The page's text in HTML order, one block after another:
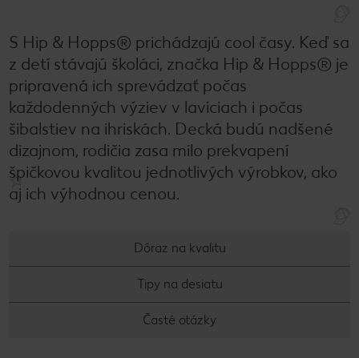
S Hip & Hopps® prichádzajú cool časy. Keď sa
z detí stávajú školáci, značka Hip & Hopps® je
pripravená ich sprevádzať počas
každodenných výziev v laviciach i počas
šibalstiev na ihriskách. Decká budú nadšené
dizajnom, rodičia zasa milo prekvapení
špičkovou kvalitou jednotlivých výrobkov, ako
aj ich výhodnou cenou.
Dôraz na kvalitu
Tipy na desiatu
Časté otázky